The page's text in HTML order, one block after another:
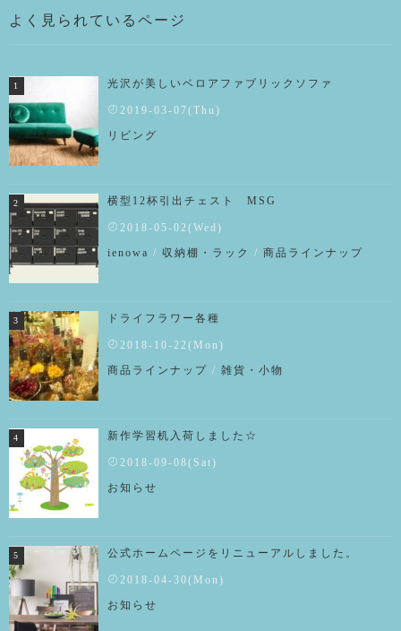
よく見られているページ
光沢が美しいベロアファブリックソファ
2019-03-07(Thu)
リビング
横型12杯引出チェスト MSG
2018-05-02(Wed)
ienowa / 収納棚・ラック / 商品ラインナップ
ドライフラワー各種
2018-10-22(Mon)
商品ラインナップ / 雑貨・小物
新作学習机入荷しました☆
2018-09-08(Sat)
お知らせ
公式ホームページをリニューアルしました。
2018-04-30(Mon)
お知らせ